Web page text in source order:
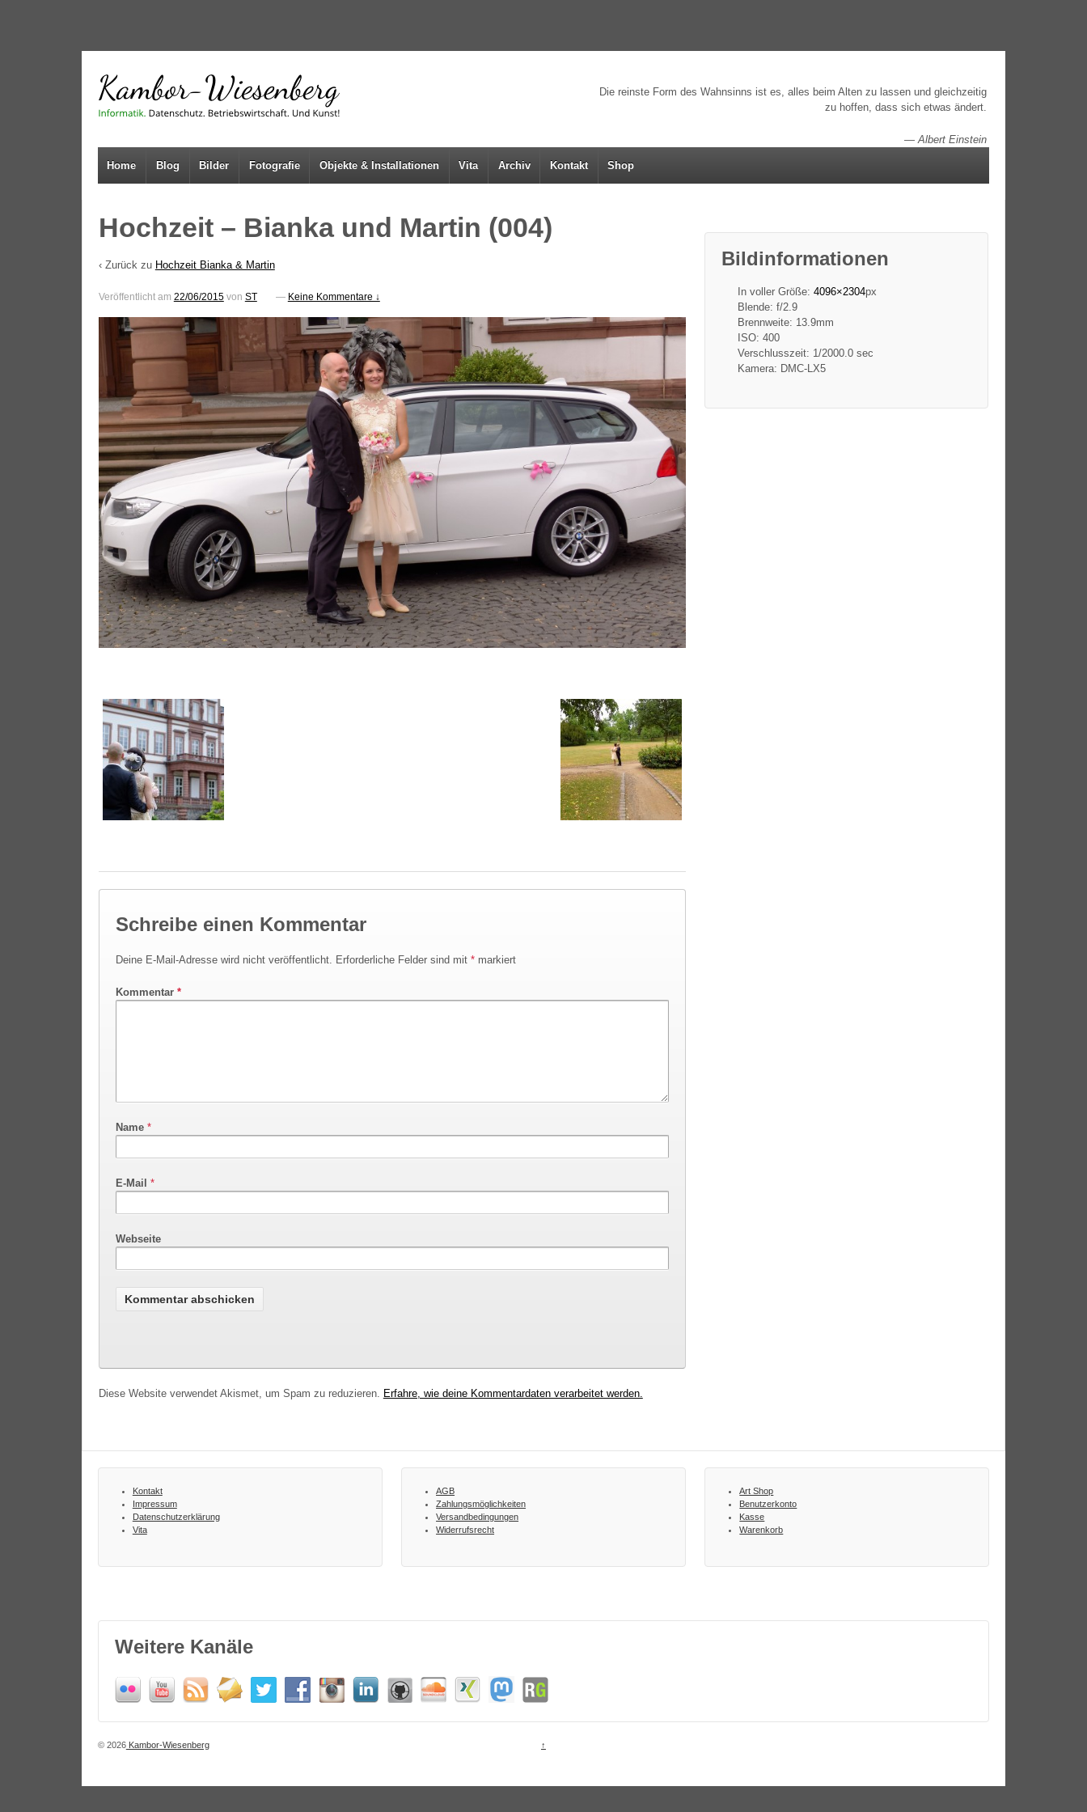
↓
MAIN
CONTENT
Die reinste Form des Wahnsinns ist es, alles beim Alten zu lassen und gleichzeitig
zu hoffen, dass sich etwas ändert.
—Albert Einstein
Home Blog Bilder Fotografie Objekte & Installationen Vita Archiv Kontakt Shop
Hochzeit – Bianka und Martin (004)
‹ Zurück zu Hochzeit Bianka & Martin
Veröffentlicht am 22/06/2015von ST — Keine Kommentare ↓
Schreibe einen Kommentar
Deine E-Mail-Adresse wird nicht veröffentlicht. Erforderliche Felder sind mit *markiert
Kommentar *
Name *
E-Mail *
Webseite
Diese Website verwendet Akismet, um Spam zu reduzieren. Erfahre, wie deine Kommentardaten verarbeitet werden.
Bildinformationen
In voller Größe: 4096×2304px
Blende: f/2.9
Brennweite: 13.9mm
ISO: 400
Verschlusszeit: 1/2000.0 sec
Kamera: DMC-LX5
Kontakt
Impressum
Datenschutzerklärung
Vita
AGB
Zahlungsmöglichkeiten
Versandbedingungen
Widerrufsrecht
Art Shop
Benutzerkonto
Kasse
Warenkorb
Weitere Kanäle
© 2026Kambor-Wiesenberg ↑